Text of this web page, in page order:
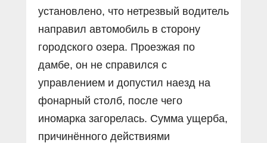
установлено, что нетрезвый водитель
направил автомобиль в сторону
городского озера. Проезжая по
дамбе, он не справился с
управлением и допустил наезд на
фонарный столб, после чего
иномарка загорелась. Сумма ущерба,
причинённого действиями